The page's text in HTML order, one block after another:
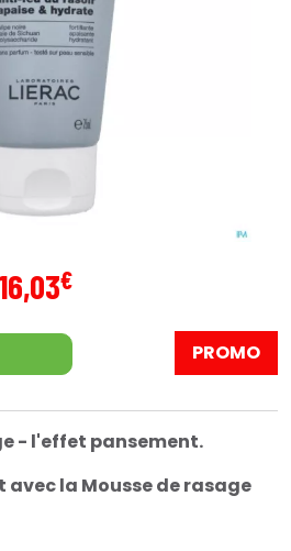
16,03€
PROMO
- l'effet pansement.
la Mousse de rasage